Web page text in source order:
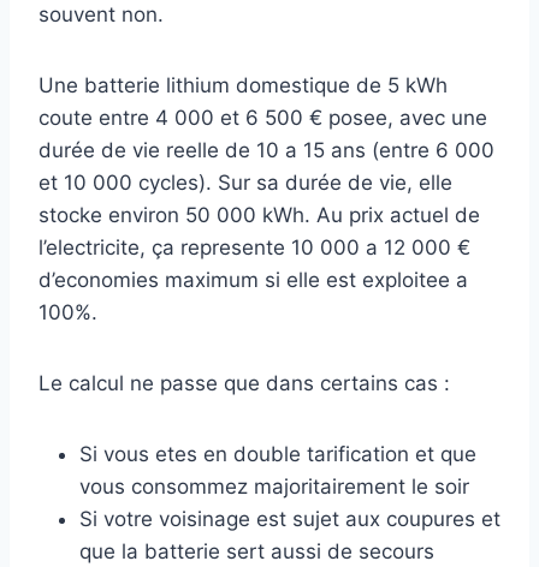
souvent non.
Une batterie lithium domestique de 5 kWh
coute entre 4 000 et 6 500 € posee, avec une
durée de vie reelle de 10 a 15 ans (entre 6 000
et 10 000 cycles). Sur sa durée de vie, elle
stocke environ 50 000 kWh. Au prix actuel de
l’electricite, ça represente 10 000 a 12 000 €
d’economies maximum si elle est exploitee a
100%.
Le calcul ne passe que dans certains cas :
Si vous etes en double tarification et que
vous consommez majoritairement le soir
Si votre voisinage est sujet aux coupures et
que la batterie sert aussi de secours